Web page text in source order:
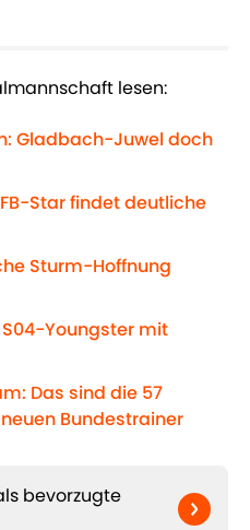
lesen:
Gladbach-Juwel doch
Star findet deutliche
Sturm-Hoffnung
Youngster mit
Das sind die 57
Bundestrainer
bevorzugte